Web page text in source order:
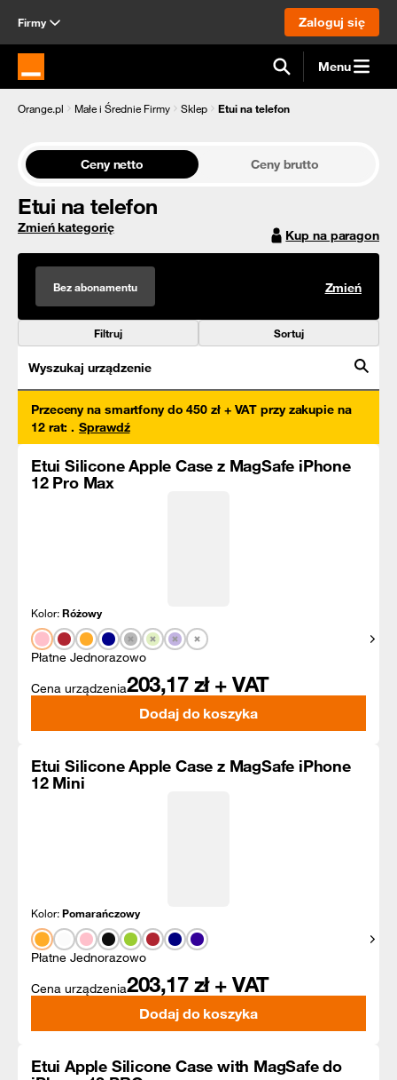
Firmy Zaloguj się
Strona główna Orange.pl Menu
Orange.pl Małe i Średnie Firmy Sklep Etui na telefon
Ceny netto Ceny brutto
Etui na telefon
Zmień kategorię Kup na paragon
Bez abonamentu Zmień
Filtruj Sortuj
Wyszukaj urządzenie
Przeceny na smartfony do 450 zł + VAT przy zakupie na
12 rat: . Sprawdź
Etui Silicone Apple Case z MagSafe iPhone
12 Pro Max
Kolor:Różowy
Płatne Jednorazowo
Cena urządzenia203,17 zł + VAT
Dodaj do koszyka
Etui Silicone Apple Case z MagSafe iPhone
12 Mini
Kolor:Pomarańczowy
Płatne Jednorazowo
Cena urządzenia203,17 zł + VAT
Dodaj do koszyka
Etui Apple Silicone Case with MagSafe do